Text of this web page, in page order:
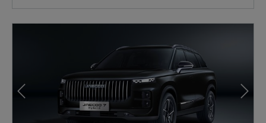
Poprzedni